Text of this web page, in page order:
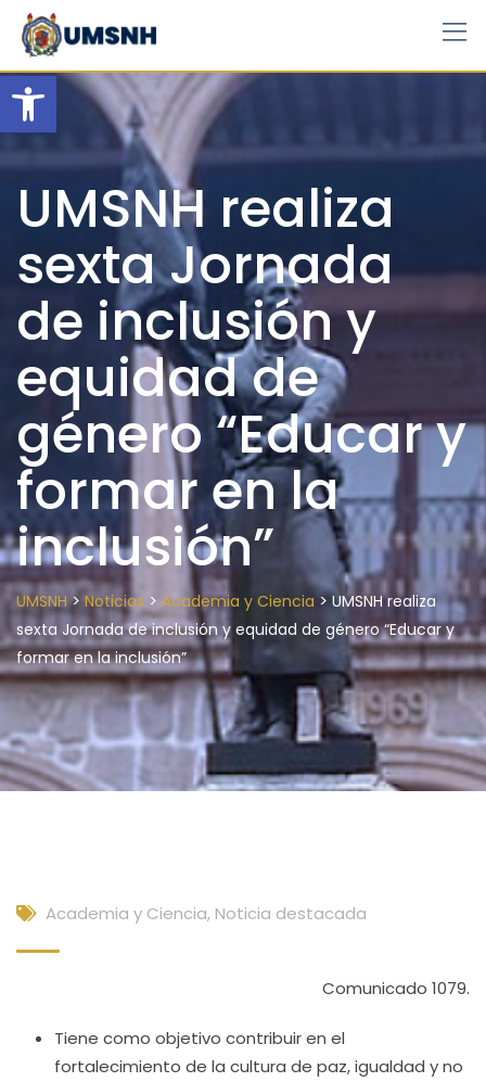
Open toolbar
Skip
content
UMSNH realiza
sexta Jornada
de inclusión y
equidad de
género “Educar y
formar en la
inclusión”
UMSNH> Noticias > Academia y Ciencia >UMSNH realiza
sexta Jornada de inclusión y equidad de género “Educar y
formar en la inclusión”
Academia y Ciencia, Noticia destacada
Comunicado 1079.
Tiene como objetivo contribuir en el
fortalecimiento de la cultura de paz, igualdad y no